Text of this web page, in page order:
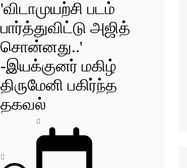
'விடாமுயற்சி படம்
பார்த்துவிட்டு அஜித்
சொன்னது..'
-இயக்குனர் மகிழ்
திருமேனி பகிர்ந்த
தகவல்